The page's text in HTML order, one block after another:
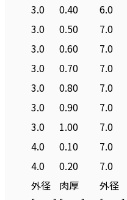
3.0
0.40 6.0
3.0
0.50 7.0
3.0
0.60 7.0
3.0
0.70 7.0
3.0
0.80 7.0
3.0
0.90 7.0
3.0
1.00 7.0
4.0
0.10 7.0
4.0
0.20 7.0
外径
肉厚
外径